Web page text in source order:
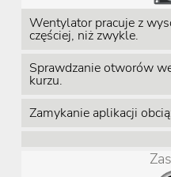
Wentylator pracuje z
częściej, niż zwykle.
Sprawdzanie otworów
kurzu.
Zamykanie aplikacji